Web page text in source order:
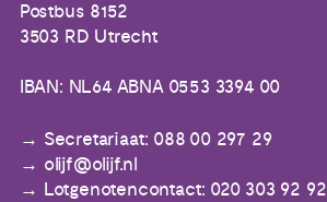
Postbus 8152
3503 RD Utrecht
IBAN: NL64 ABNA 0553 3394 00
Secretariaat: 088 00 297 29
olijf@olijf.nl
Lotgenotencontact: 020 303 92 92